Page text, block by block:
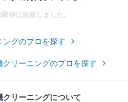
得に失敗しました。
ングのプロを探す
リーニングのプロを探す
リーニングについて